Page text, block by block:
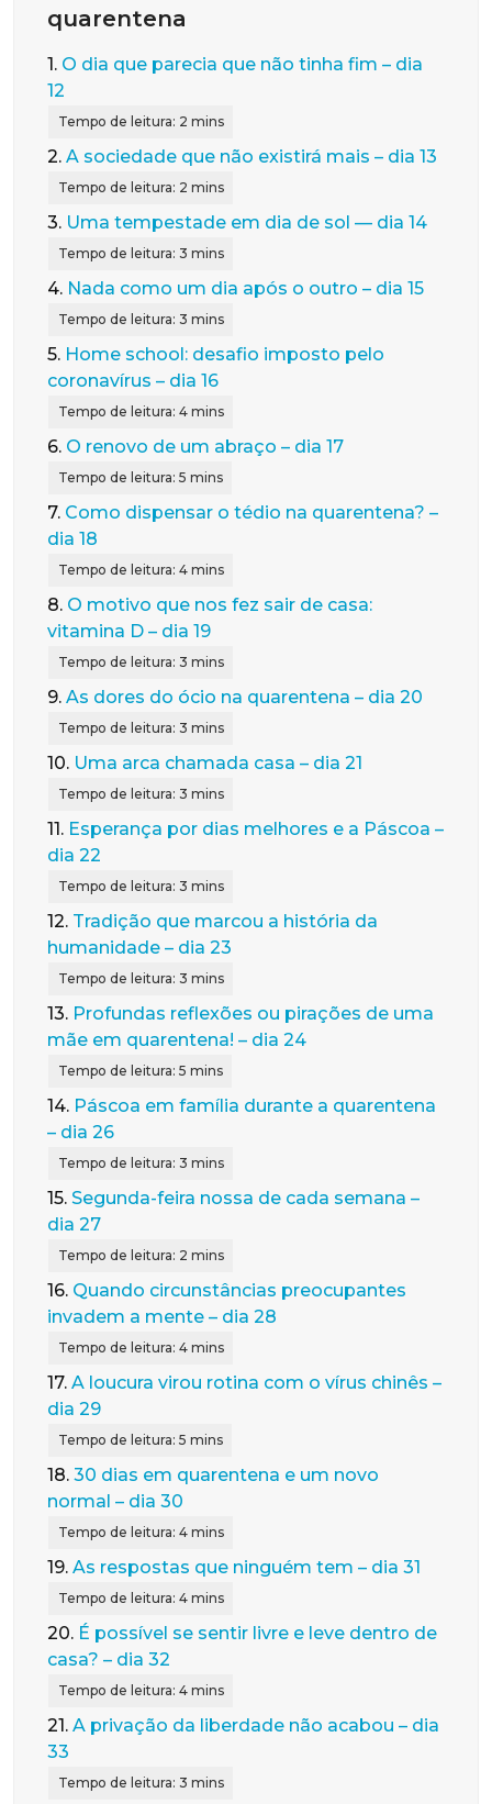
quarentena
1. O dia que parecia que não tinha fim – dia
12
2. A sociedade que não existirá mais – dia 13
3. Uma tempestade em dia de sol — dia 14
4. Nada como um dia após o outro – dia 15
5. Home school: desafio imposto pelo
coronavírus – dia 16
6. O renovo de um abraço – dia 17
7. Como dispensar o tédio na quarentena? –
dia 18
8. O motivo que nos fez sair de casa:
vitamina D – dia 19
9. As dores do ócio na quarentena – dia 20
10. Uma arca chamada casa – dia 21
11. Esperança por dias melhores e a Páscoa –
dia 22
12. Tradição que marcou a história da
humanidade – dia 23
13. Profundas reflexões ou pirações de uma
mãe em quarentena! – dia 24
14. Páscoa em família durante a quarentena
– dia 26
15. Segunda-feira nossa de cada semana –
dia 27
16. Quando circunstâncias preocupantes
invadem a mente – dia 28
17. A loucura virou rotina com o vírus chinês –
dia 29
18. 30 dias em quarentena e um novo
normal – dia 30
19. As respostas que ninguém tem – dia 31
20. É possível se sentir livre e leve dentro de
casa? – dia 32
21. A privação da liberdade não acabou – dia
33